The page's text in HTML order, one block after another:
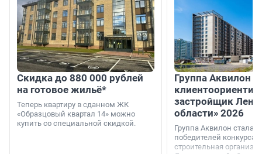
Скидка до 880 000 рублей
на готовое жильё*
Теперь квартиру в сданном ЖК
«Образцовый квартал 14» можно
купить со специальной скидкой.
Группа Аквилон
застройщик
области» 2026
Группа Аквилон стала
победителей конкурса
строительная